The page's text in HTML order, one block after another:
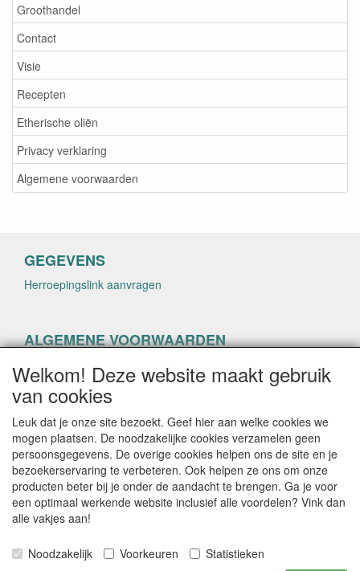
Groothandel
Contact
Visie
Recepten
Etherische oliën
Privacy verklaring
Algemene voorwaarden
GEGEVENS
Herroepingslink aanvragen
ALGEMENE VOORWAARDEN
Herroepingslink aanvragen
CONTACTGEGEVENS
helenacosmetica.nl
E-mail: info@helenacosmetica.nl
Welkom! Deze website maakt gebruik
van cookies
Leuk dat je onze site bezoekt. Geef hier aan welke cookies we
mogen plaatsen. De noodzakelijke cookies verzamelen geen
persoonsgegevens. De overige cookies helpen ons de site en je
bezoekerservaring te verbeteren. Ook helpen ze ons om onze
producten beter bij je onder de aandacht te brengen. Ga je voor
een optimaal werkende website inclusief alle voordelen? Vink dan
alle vakjes aan!
Noodzakelijk Voorkeuren
Statistieken